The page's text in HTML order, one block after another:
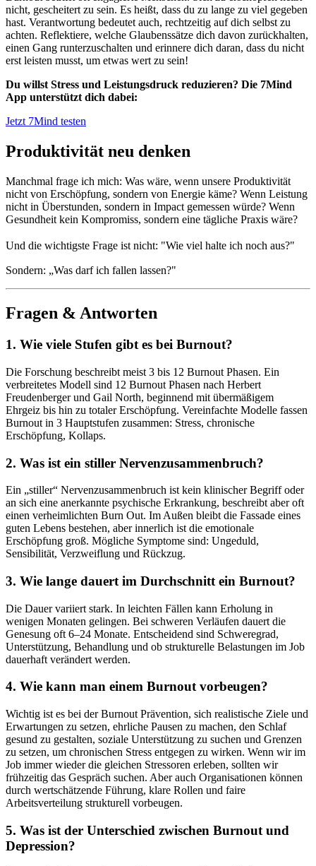
nicht, gescheitert zu sein. Es heißt, dass du zu lange zu viel gegeben
hast. Verantwortung bedeutet auch, rechtzeitig auf dich selbst zu
achten. Reflektiere, welche Glaubenssätze dich davon zurückhalten,
einen Gang runterzuschalten und erinnere dich daran, dass du nicht
erst leisten musst, um etwas wert zu sein!
Du willst Stress und Leistungsdruck reduzieren? Die 7Mind
App unterstützt dich dabei:
Jetzt 7Mind testen
Produktivität neu denken
Manchmal frage ich mich: Was wäre, wenn unsere Produktivität
nicht von Erschöpfung, sondern von Energie käme? Wenn Leistung
nicht in Überstunden, sondern in Impact gemessen würde? Wenn
Gesundheit kein Kompromiss, sondern eine tägliche Praxis wäre?
Und die wichtigste Frage ist nicht: "Wie viel halte ich noch aus?"
Sondern: „Was darf ich fallen lassen?"
Fragen & Antworten
1. Wie viele Stufen gibt es bei Burnout?
Die Forschung beschreibt meist 3 bis 12 Burnout Phasen. Ein
verbreitetes Modell sind 12 Burnout Phasen nach Herbert
Freudenberger und Gail North, beginnend mit übermäßigem
Ehrgeiz bis hin zu totaler Erschöpfung. Vereinfachte Modelle fassen
Burnout in 3 Hauptstufen zusammen: Stress, chronische
Erschöpfung, Kollaps.
2. Was ist ein stiller Nervenzusammenbruch?
Ein „stiller“ Nervenzusammenbruch ist kein klinischer Begriff oder
an sich eine anerkannte psychische Erkrankung, beschreibt aber oft
einen verheimlichten Burn Out. Im Außen bleibt die Fassade eines
guten Lebens bestehen, aber innerlich ist die emotionale
Erschöpfung groß. Mögliche Symptome sind: Ungeduld,
Sensibilität, Verzweiflung und Rückzug.
3. Wie lange dauert im Durchschnitt ein Burnout?
Die Dauer variiert stark. In leichten Fällen kann Erholung in
wenigen Monaten gelingen. Bei schweren Verläufen dauert die
Genesung oft 6–24 Monate. Entscheidend sind Schweregrad,
Unterstützung, Behandlung und ob strukturelle Belastungen im Job
dauerhaft verändert werden.
4. Wie kann man einem Burnout vorbeugen?
Wichtig ist es bei der Burnout Prävention, sich realistische Ziele und
Erwartungen zu setzen, ehrliche Pausen zu machen, den Schlaf
gesund zu gestalten, soziale Unterstützung zu suchen und Grenzen
zu setzen, um chronischen Stress entgegen zu wirken. Wenn wir im
Job immer wieder die gleichen Stressoren erleben, sollten wir
frühzeitig das Gespräch suchen. Aber auch Organisationen können
durch wertschätzende Führung, klare Rollen und faire
Arbeitsverteilung strukturell vorbeugen.
5. Was ist der Unterschied zwischen Burnout und
Depression?